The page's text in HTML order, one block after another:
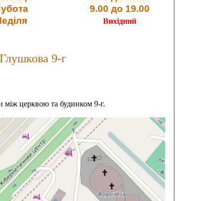
9.00 до 19.00
Вихідний
9-г
між церквою та будинком 9-г.